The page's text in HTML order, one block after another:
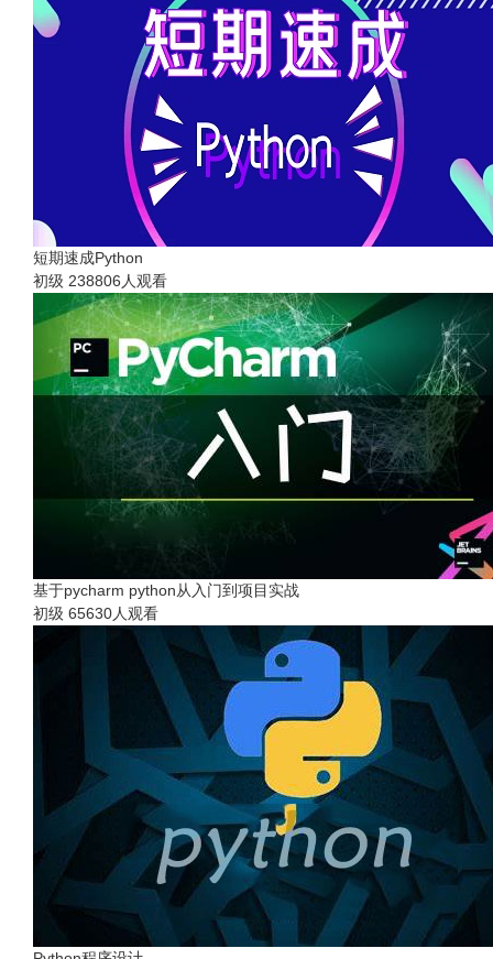
短期速成Python
初级 238806人观看
基于pycharm python从入门到项目实战
初级 65630人观看